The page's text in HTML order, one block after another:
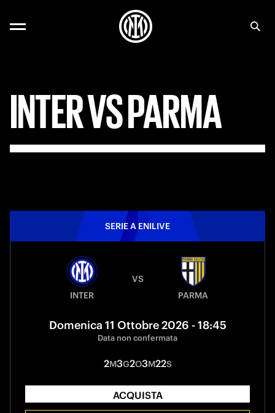
INTERVSPARMA
SERIE A ENILIVE
INTER
VS
PARMA
2M3G2O3M22S
Domenica 11 Ottobre 2026 - 18:45
Data non confermata
ACQUISTA